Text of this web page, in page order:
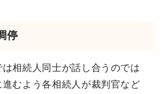
停
相続人同士が話し合うのでは
むよう各相続人が裁判官など